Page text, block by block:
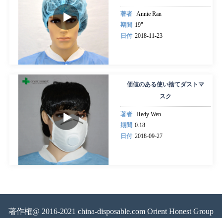
著者
Annie Ran
期間 19"
日付 2018-11-23
価値のある使い捨てダストマ
スク
著者 Hedy Wen
期間 0.18
日付 2018-09-27
著作権@ 2016-2021 china-disposable.com Orient Honest Group